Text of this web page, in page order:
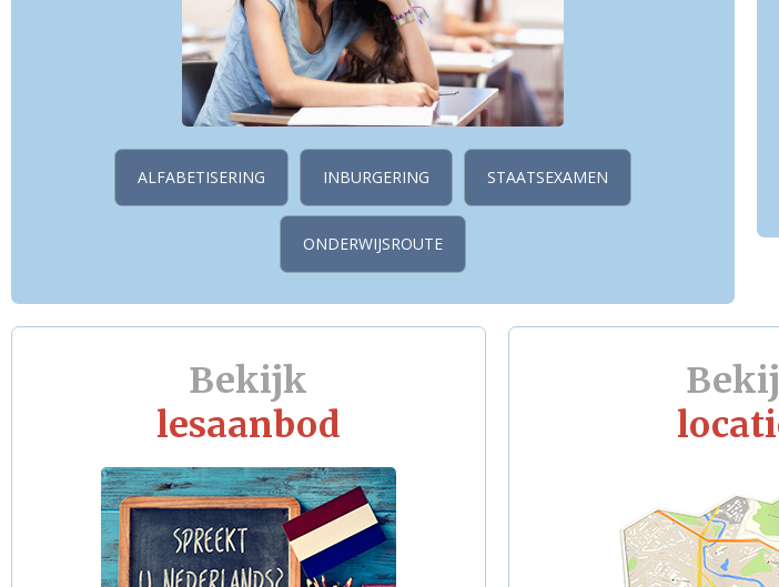
ALFABETISERING INBURGERING STAATSEXAMEN
ONDERWIJSROUTE
Bekijk
lesaanbod